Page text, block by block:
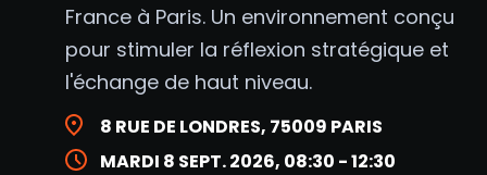
France à Paris. Un environnement conçu
pour stimuler la réflexion stratégique et
l'échange de haut niveau.
8 RUE DE LONDRES, 75009 PARIS
MARDI 8 SEPT. 2026, 08:30 - 12:30